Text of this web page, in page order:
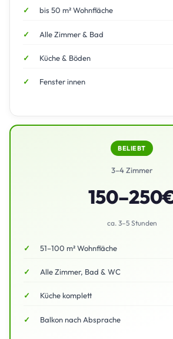
bis 50 m² Wohnfläche
Alle Zimmer & Bad
Küche & Böden
Fenster innen
BELIEBT
3–4 Zimmer
ca. 3–5 Stunden
51–100 m² Wohnfläche
Alle Zimmer, Bad & WC
Küche komplett
Balkon nach Absprache